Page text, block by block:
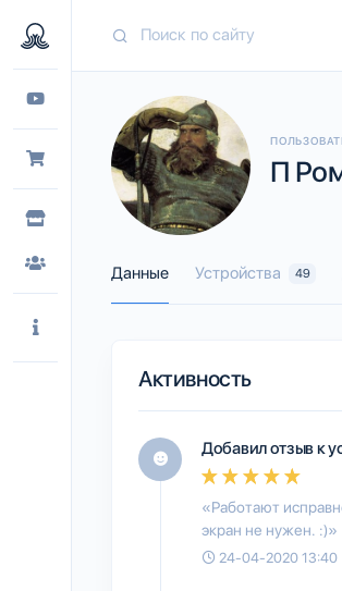
П
Данные Устройства 49
Активность
Добавил отзыв к
«Работают
экран не нужен. :)»
24-04-2020 13:40